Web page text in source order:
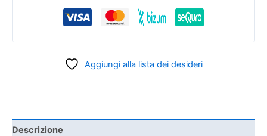
Aggiungi alla lista dei desideri
Descrizione